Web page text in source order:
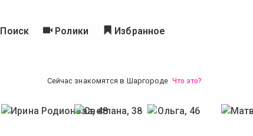
Поиск Ролики Избранное
Сейчас знакомятся в Шаргороде Что это?